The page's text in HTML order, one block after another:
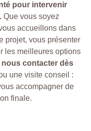
pour intervenir
Que vous soyez
accueillons dans
projet, vous présenter
les meilleures options
nous contacter dès
une visite conseil :
accompagner de
finale.